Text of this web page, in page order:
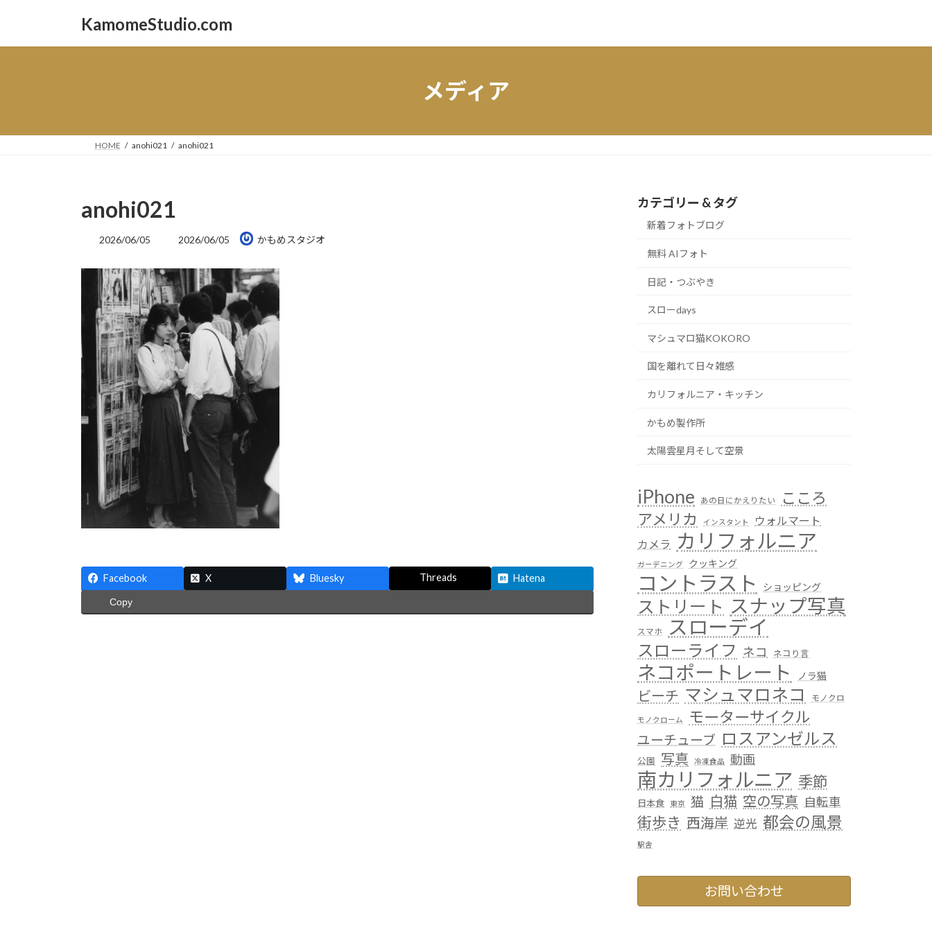
KamomeStudio.com
メディア
HOME anohi021 anohi021
anohi021
2026/06/05
最
新
日
時
:
2026/06/05 かもめスタジオ
Facebook X Bluesky Threads Hatena
Copy
カテゴリー & タグ
新着フォトブログ
無料 AIフォト
日記・つぶやき
スローdays
マシュマロ猫KOKORO
国を離れて日々雑感
カリフォルニア・キッチン
かもめ製作所
太陽雲星月そして空景
iPhone あの日にかえりたい
こころ
アメリカ
インスタント
ウォルマート
カメラ
カリフォルニア
ガーデニング クッキング
コントラスト ショッピング
ストリート スナップ写真
スマホ スローデイ
スローライフ ネコ ネコり言
ネコポートレート ノラ猫
ビーチ マシュマロネコ モノクロ
モノクローム モーターサイクル
ユーチューブ ロスアンゼルス
公園 写真 冷凍食品 動画
南カリフォルニア 季節
日本食 東京 猫 白猫 空の写真 自転車
街歩き 西海岸 逆光 都会の風景
駅舎
お問い合わせ